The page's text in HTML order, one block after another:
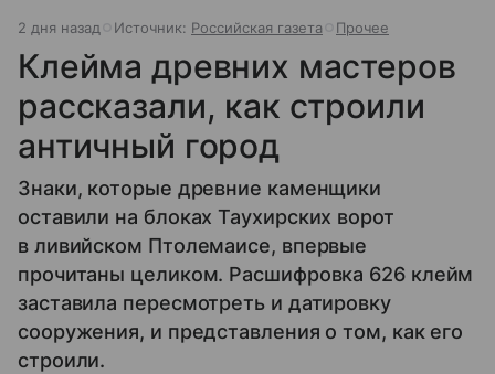
2 дня назад Источник: Российская газета Прочее
Клейма древних мастеров
рассказали, как строили
античный город
Знаки, которые древние каменщики
оставили на блоках Таухирских ворот
в ливийском Птолемаисе, впервые
прочитаны целиком. Расшифровка 626 клейм
заставила пересмотреть и датировку
сооружения, и представления о том, как его
строили.